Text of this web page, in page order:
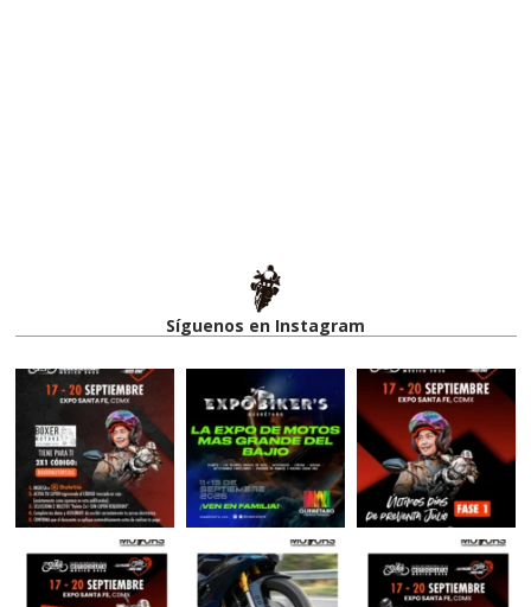
Síguenos en Instagram